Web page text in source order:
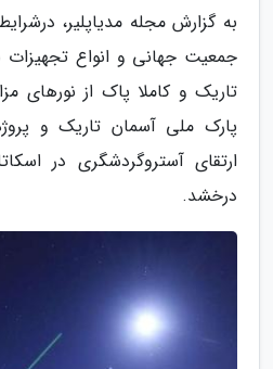
به گزارش مجله مدیاپلیر،
جمعیت جهانی و انواع تجهیزات
تاریک و کاملا پاک از نورهای
پارک ملی آسمان تاریک و
ارتقای آستروگردشگری در
درخشد.